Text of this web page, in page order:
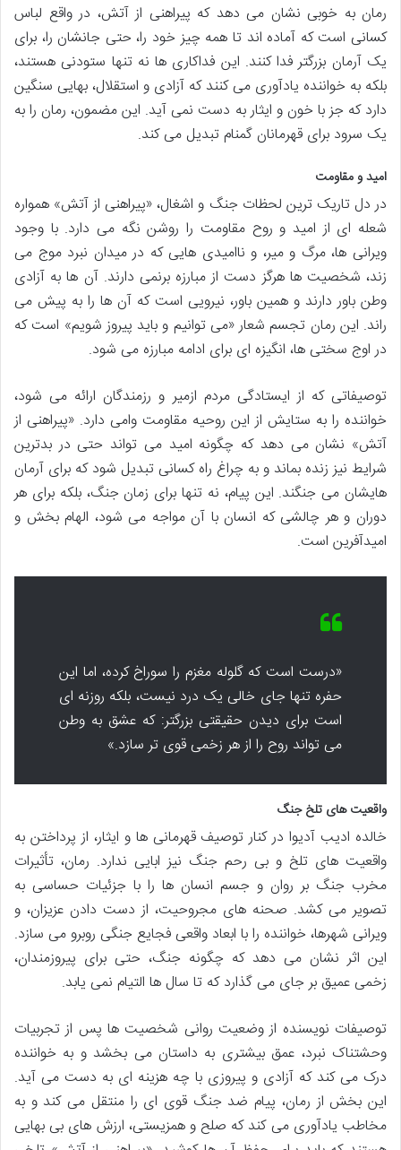
رمان به خوبی نشان می دهد که پیراهنی از آتش، در واقع لباس
کسانی است که آماده اند تا همه چیز خود را، حتی جانشان را، برای
یک آرمان بزرگتر فدا کنند. این فداکاری ها نه تنها ستودنی هستند،
بلکه به خواننده یادآوری می کنند که آزادی و استقلال، بهایی سنگین
دارد که جز با خون و ایثار به دست نمی آید. این مضمون، رمان را به
یک سرود برای قهرمانان گمنام تبدیل می کند.
امید و مقاومت
در دل تاریک ترین لحظات جنگ و اشغال، «پیراهنی از آتش» همواره
شعله ای از امید و روح مقاومت را روشن نگه می دارد. با وجود
ویرانی ها، مرگ و میر، و ناامیدی هایی که در میدان نبرد موج می
زند، شخصیت ها هرگز دست از مبارزه برنمی دارند. آن ها به آزادی
وطن باور دارند و همین باور، نیرویی است که آن ها را به پیش می
راند. این رمان تجسم شعار «می توانیم و باید پیروز شویم» است که
در اوج سختی ها، انگیزه ای برای ادامه مبارزه می شود.
توصیفاتی که از ایستادگی مردم ازمیر و رزمندگان ارائه می شود،
خواننده را به ستایش از این روحیه مقاومت وامی دارد. «پیراهنی از
آتش» نشان می دهد که چگونه امید می تواند حتی در بدترین
شرایط نیز زنده بماند و به چراغ راه کسانی تبدیل شود که برای آرمان
هایشان می جنگند. این پیام، نه تنها برای زمان جنگ، بلکه برای هر
دوران و هر چالشی که انسان با آن مواجه می شود، الهام بخش و
امیدآفرین است.
«درست است که گلوله مغزم را سوراخ کرده، اما این
حفره تنها جای خالی یک درد نیست، بلکه روزنه ای
است برای دیدن حقیقتی بزرگتر: که عشق به وطن
می تواند روح را از هر زخمی قوی تر سازد.»
واقعیت های تلخ جنگ
خالده ادیب آدیوا در کنار توصیف قهرمانی ها و ایثار، از پرداختن به
واقعیت های تلخ و بی رحم جنگ نیز ابایی ندارد. رمان، تأثیرات
مخرب جنگ بر روان و جسم انسان ها را با جزئیات حساسی به
تصویر می کشد. صحنه های مجروحیت، از دست دادن عزیزان، و
ویرانی شهرها، خواننده را با ابعاد واقعی فجایع جنگی روبرو می سازد.
این اثر نشان می دهد که چگونه جنگ، حتی برای پیروزمندان،
زخمی عمیق بر جای می گذارد که تا سال ها التیام نمی یابد.
توصیفات نویسنده از وضعیت روانی شخصیت ها پس از تجربیات
وحشتناک نبرد، عمق بیشتری به داستان می بخشد و به خواننده
درک می کند که آزادی و پیروزی با چه هزینه ای به دست می آید.
این بخش از رمان، پیام ضد جنگ قوی ای را منتقل می کند و به
مخاطب یادآوری می کند که صلح و همزیستی، ارزش های بی بهایی